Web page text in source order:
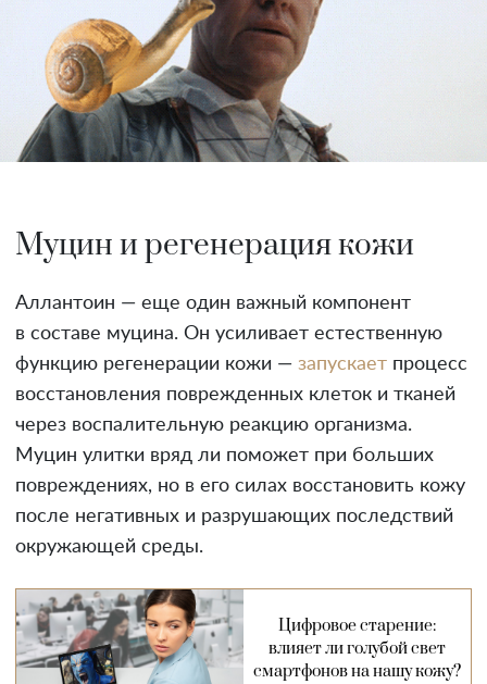
Муцин и регенерация кожи
Аллантоин — еще один важный компонент
в составе муцина. Он усиливает естественную
функцию регенерации кожи — запускает процесс
восстановления поврежденных клеток и тканей
через воспалительную реакцию организма.
Муцин улитки вряд ли поможет при больших
повреждениях, но в его силах восстановить кожу
после негативных и разрушающих последствий
окружающей среды.
Цифровое старение:
влияет ли голубой свет
смартфонов на нашу кожу?